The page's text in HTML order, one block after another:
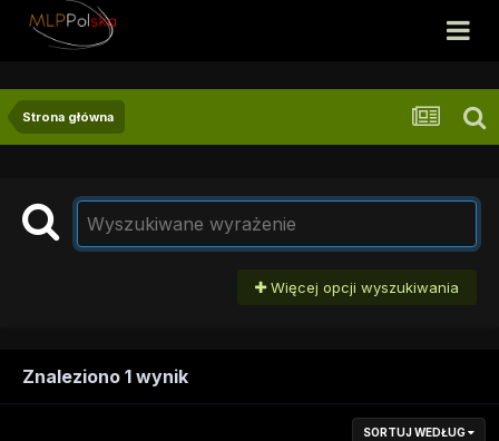
Strona główna
Więcej opcji wyszukiwania
Znaleziono 1 wynik
SORTUJ WEDŁUG